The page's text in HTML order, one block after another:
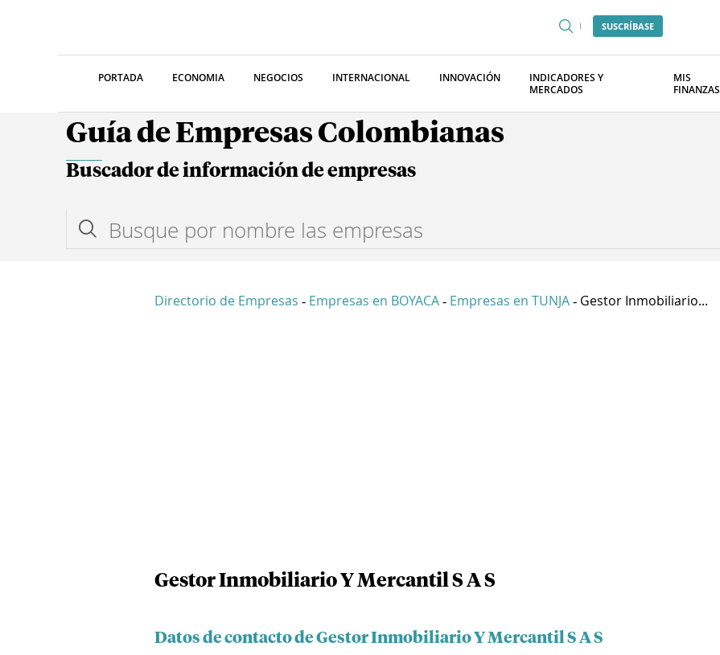
SUSCRÍBASE
PORTADA ECONOMIA NEGOCIOS INTERNACIONAL INNOVACIÓN
INDICADORES Y
MERCADOS
MIS
FINANZAS
Guía de Empresas Colombianas
Buscador de información de empresas
Directorio de Empresas - Empresas en BOYACA - Empresas en TUNJA - Gestor Inmobiliario...
Gestor Inmobiliario Y Mercantil S A S
Datos de contacto de Gestor Inmobiliario Y Mercantil S A S